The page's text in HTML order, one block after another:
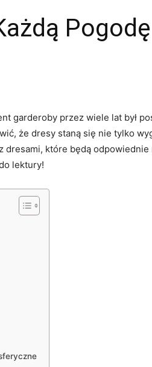
Pogodę
garderoby przez wiele lat był
że dresy staną się nie tylko
które będą
lektury!